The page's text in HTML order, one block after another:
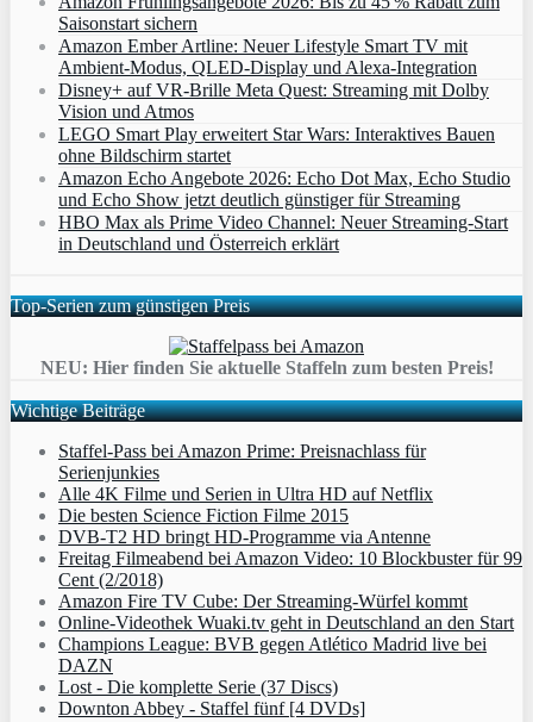
Saisonstart sichern
Amazon Ember Artline: Neuer Lifestyle Smart TV mit
Ambient‑Modus, QLED‑Display und Alexa‑Integration
Disney+ auf VR-Brille Meta Quest: Streaming mit Dolby
Vision und Atmos
LEGO Smart Play erweitert Star Wars: Interaktives Bauen
ohne Bildschirm startet
Amazon Echo Angebote 2026: Echo Dot Max, Echo Studio
und Echo Show jetzt deutlich günstiger für Streaming
HBO Max als Prime Video Channel: Neuer Streaming‑Start
in Deutschland und Österreich erklärt
Top-Serien zum günstigen Preis
NEU: Hier finden Sie aktuelle Staffeln zum besten Preis!
Wichtige Beiträge
Staffel-Pass bei Amazon Prime: Preisnachlass für
Serienjunkies
Alle 4K Filme und Serien in Ultra HD auf Netflix
Die besten Science Fiction Filme 2015
DVB-T2 HD bringt HD-Programme via Antenne
Freitag Filmeabend bei Amazon Video: 10 Blockbuster für 99
Cent (2/2018)
Amazon Fire TV Cube: Der Streaming-Würfel kommt
Online-Videothek Wuaki.tv geht in Deutschland an den Start
Champions League: BVB gegen Atlético Madrid live bei
DAZN
Lost - Die komplette Serie (37 Discs)
Downton Abbey - Staffel fünf [4 DVDs]